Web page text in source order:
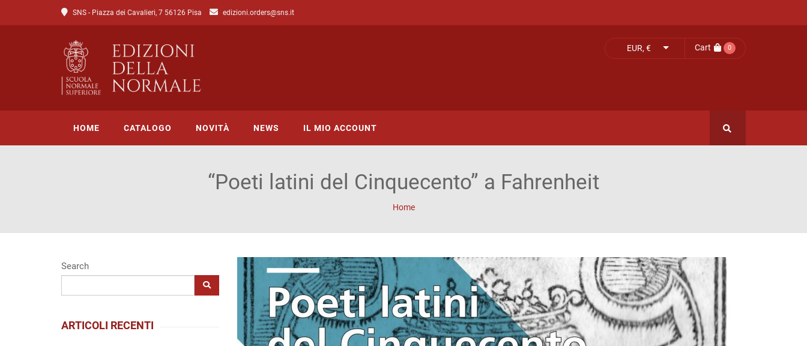
SNS - Piazza dei Cavalieri, 7 56126 Pisa edizioni.orders@sns.it
EUR, € Cart 0
HOME CATALOGO
Catalogo di Scienze
NOVITÀ NEWS IL MIO ACCOUNT
“Poeti latini del Cinquecento” a Fahrenheit
Home
Search
ARTICOLI RECENTI